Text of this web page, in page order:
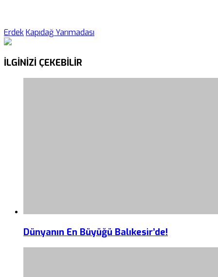
ErdekKapıdağ Yarımadası
İLGİNİZİ ÇEKEBİLİR
Dünyanın En Büyüğü Balıkesir’de!